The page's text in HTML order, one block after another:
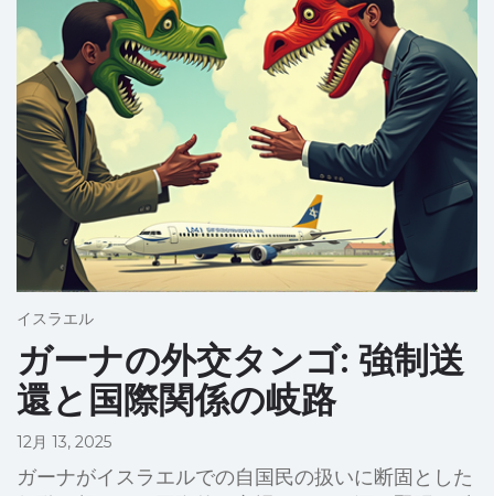
イスラエル
ガーナの外交タンゴ: 強制送
還と国際関係の岐路
12月 13, 2025
ガーナがイスラエルでの自国民の扱いに断固とした